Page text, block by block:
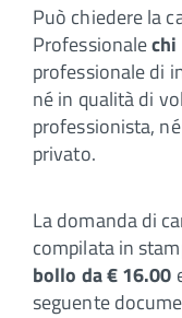
Può chiedere la
Professionale
professionale di
né in qualità di
professionista,
privato.
La domanda di
compilata in
bollo da €16.00
seguente